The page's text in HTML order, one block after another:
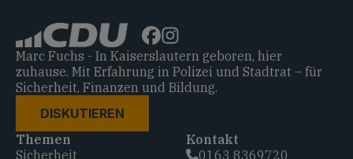
Marc Fuchs - In Kaiserslautern geboren, hier
zuhause. Mit Erfahrung in Polizei und Stadtrat – für
Sicherheit, Finanzen und Bildung.
DISKUTIEREN
Themen
Sicherheit
Kontakt
0163 8369720‬